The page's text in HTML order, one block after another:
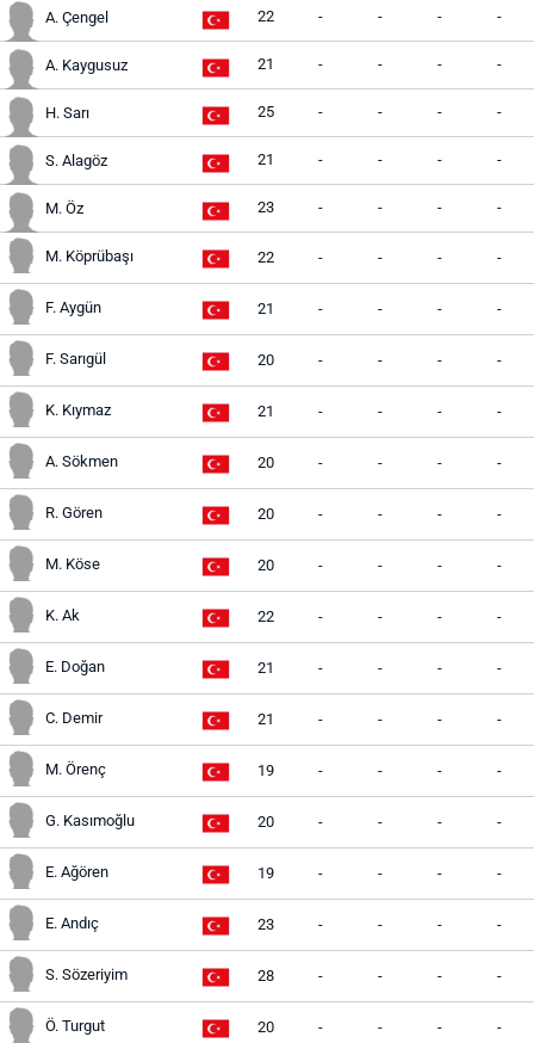
A. Çengel 22 - - - -
A. Kaygusuz 21 - - - -
H. Sarı 25 - - - -
S. Alagöz 21 - - - -
M. Öz 23 - - - -
M. Köprübaşı 22 - - - -
F. Aygün 21 - - - -
F. Sarıgül 20 - - - -
K. Kıymaz 21 - - - -
A. Sökmen 20 - - - -
R. Gören 20 - - - -
M. Köse 20 - - - -
K. Ak 22 - - - -
E. Doğan 21 - - - -
C. Demir 21 - - - -
M. Örenç 19 - - - -
G. Kasımoğlu 20 - - - -
E. Ağören 19 - - - -
E. Andıç 23 - - - -
S. Sözeriyim 28 - - - -
Ö. Turgut 20 - - - -